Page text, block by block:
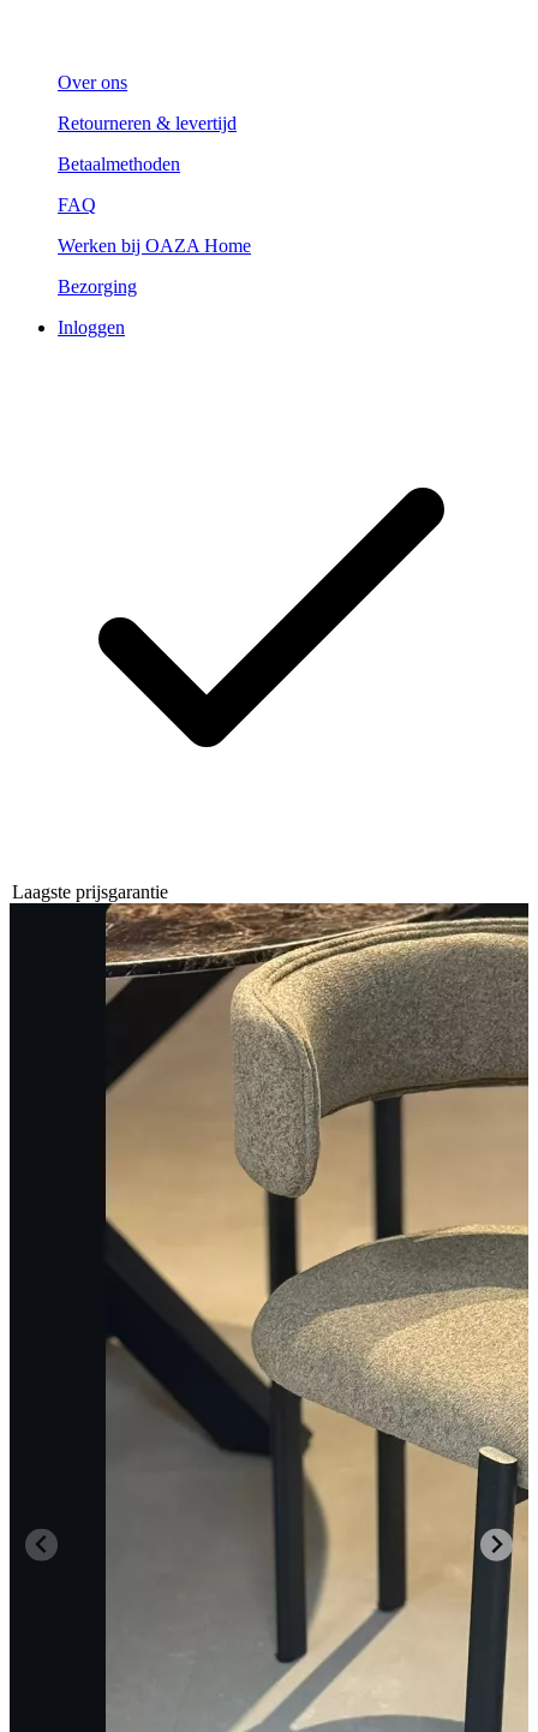
Over ons
Retourneren & levertijd
Betaalmethoden
FAQ
Werken bij OAZA Home
Bezorging
Inloggen
Laagste prijsgarantie